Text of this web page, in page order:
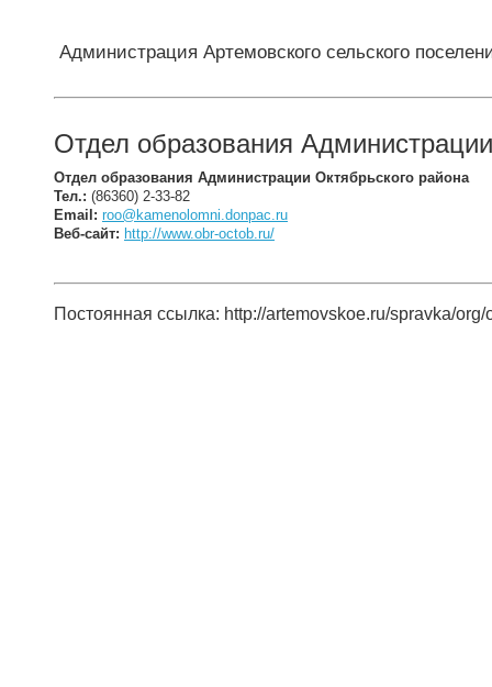
Администрация Артемовского сельского
Отдел образования
Отдел образования Администрации Октябрьского района
Тел.: (86360) 2-33-82
Email: roo@kamenolomni.donpac.ru
Веб-сайт: http://www.obr-octob.ru/
Постоянная ссылка: http://artemovskoe.ru/spravka/org/